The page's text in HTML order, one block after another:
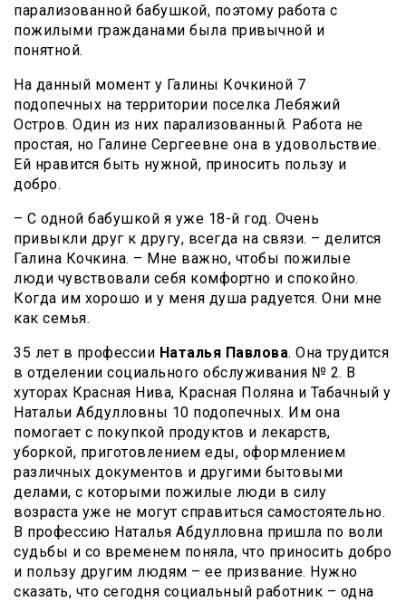
парализованной бабушкой, поэтому работа с
пожилыми гражданами была привычной и
понятной.
На данный момент у Галины Кочкиной 7
подопечных на территории поселка Лебяжий
Остров. Один из них парализованный. Работа не
простая, но Галине Сергеевне она в удовольствие.
Ей нравится быть нужной, приносить пользу и
добро.
– С одной бабушкой я уже 18-й год. Очень
привыкли друг к другу, всегда на связи. – делится
Галина Кочкина. – Мне важно, чтобы пожилые
люди чувствовали себя комфортно и спокойно.
Когда им хорошо и у меня душа радуется. Они мне
как семья.
35 лет в профессии Наталья Павлова. Она трудится
в отделении социального обслуживания № 2. В
хуторах Красная Нива, Красная Поляна и Табачный у
Натальи Абдулловны 10 подопечных. Им она
помогает с покупкой продуктов и лекарств,
уборкой, приготовлением еды, оформлением
различных документов и другими бытовыми
делами, с которыми пожилые люди в силу
возраста уже не могут справиться самостоятельно.
В профессию Наталья Абдулловна пришла по воли
судьбы и со временем поняла, что приносить добро
и пользу другим людям – ее призвание. Нужно
сказать, что сегодня социальный работник – одна